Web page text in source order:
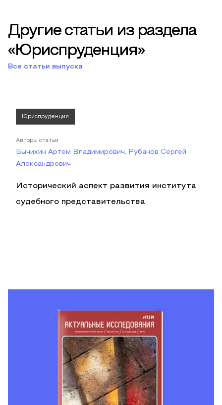
Другие статьи из раздела
«Юриспруденция»
Все статьи выпуска
Юриспруденция
Авторы статьи
Бычихин Артем Владимирович, Рубанов Сергей
Александрович
Исторический аспект развития института
судебного представительства